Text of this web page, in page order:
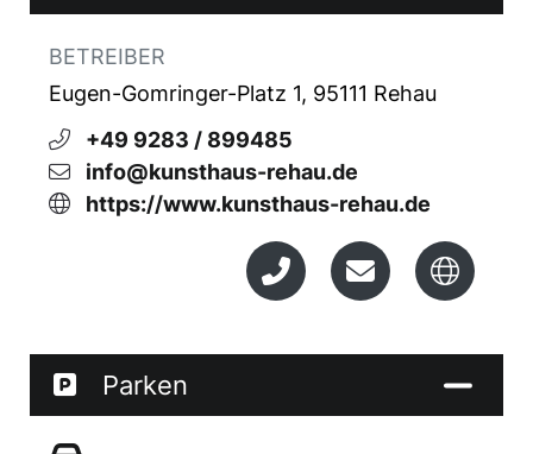
BETREIBER
Eugen-Gomringer-Platz 1, 95111 Rehau
+49 9283 / 899485
info@kunsthaus-rehau.de
https://www.kunsthaus-rehau.de
Parken